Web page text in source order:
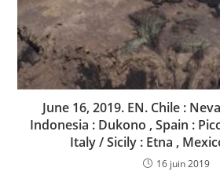
June 16, 2019. EN. Chile :
Indonesia : Dukono , Spain :
Italy / Sicily : Etna ,
16 juin 2019